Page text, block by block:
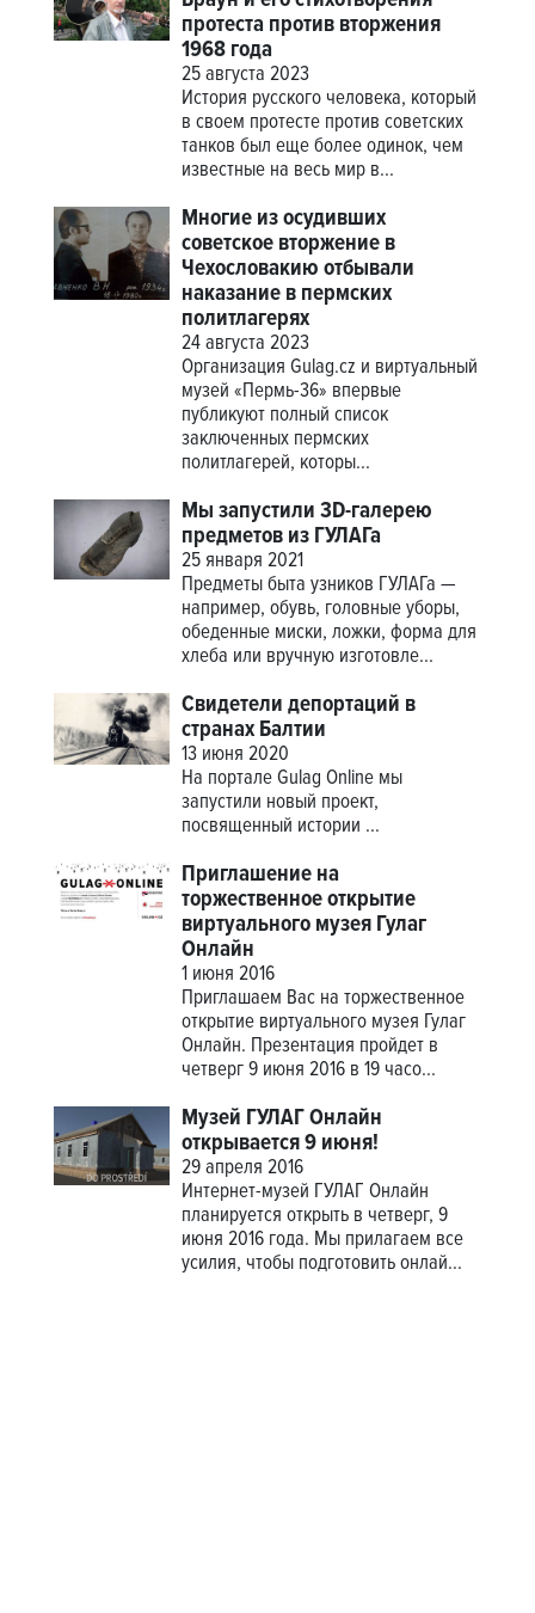
протеста против вторжения
1968 года
25 августа 2023
История русского человека, который
в своем протесте против советских
танков был еще более одинок, чем
известные на весь мир в...
Многие из осудивших
советское вторжение в
Чехословакию отбывали
наказание в пермских
политлагерях
24 августа 2023
Организация Gulag.cz и виртуальный
музей «Пермь-36» впервые
публикуют полный список
заключенных пермских
политлагерей, которы...
Мы запустили 3D-галерею
предметов из ГУЛАГа
25 января 2021
Предметы быта узников ГУЛАГа —
например, обувь, головные уборы,
обеденные миски, ложки, форма для
хлеба или вручную изготовле...
Свидетели депортаций в
странах Балтии
13 июня 2020
На портале Gulag Online мы
запустили новый проект,
посвященный истории ...
Приглашение на
торжественное открытие
виртуального музея Гулаг
Онлайн
1 июня 2016
Приглашаем Вас на торжественное
открытие виртуального музея Гулаг
Онлайн. Презентация пройдет в
четверг 9 июня 2016 в 19 часо...
Музей ГУЛАГ Онлайн
открывается 9 июня!
29 апреля 2016
Интернет-музей ГУЛАГ Онлайн
планируется открыть в четверг, 9
июня 2016 года. Мы прилагаем все
усилия, чтобы подготовить онлай...